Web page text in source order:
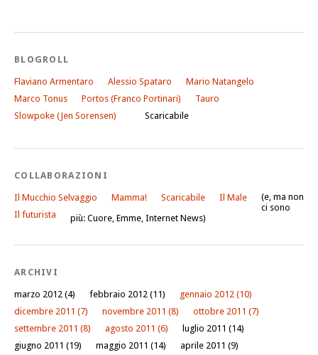
BLOGROLL
Flaviano Armentaro Alessio Spataro
Mario Natangelo
Marco Tonus
Portos (Franco Portinari)
Tauro
Slowpoke (Jen Sorensen)
Scaricabile
COLLABORAZIONI
Il Mucchio Selvaggio Mamma! Scaricabile
Il Male
Il futurista
(e, ma non
ci sono
più: Cuore, Emme, Internet News)
ARCHIVI
marzo 2012 (4) febbraio 2012 (11) gennaio 2012 (10)
dicembre 2011 (7) novembre 2011 (8) ottobre 2011 (7)
settembre 2011 (8) agosto 2011 (6) luglio 2011 (14)
giugno 2011 (19) maggio 2011 (14) aprile 2011 (9)